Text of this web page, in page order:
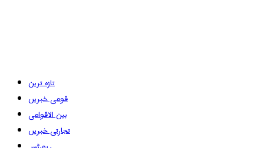
تازہ ترین
قومی خبریں
بین الاقوامی
تجارتی خبریں